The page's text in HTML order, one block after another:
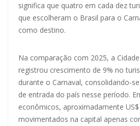
significa que quatro em cada dez
que escolheram o Brasil para o
como destino.
Na comparação com 2025, a
registrou crescimento de 9% no
durante o Carnaval, consolidando-
de entrada do país nesse período.
econômicos, aproximadamente
movimentados na capital apenas